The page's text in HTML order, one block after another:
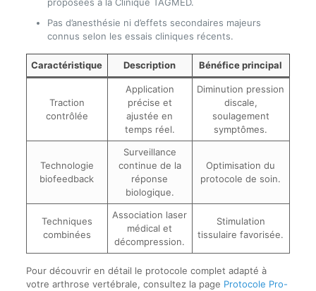
Pas d’anesthésie ni d’effets secondaires majeurs
connus selon les essais cliniques récents.
Caractéristique Description Bénéfice principal
Traction
contrôlée
Application
précise et
ajustée en
temps réel.
Diminution pression
discale,
soulagement
symptômes.
Technologie
biofeedback
Surveillance
continue de la
réponse
biologique.
Optimisation du
protocole de soin.
Techniques
combinées
Association laser
médical et
décompression.
Stimulation
tissulaire favorisée.
Pour découvrir en détail le protocole complet adapté à
votre arthrose vertébrale, consultez la page Protocole Pro-